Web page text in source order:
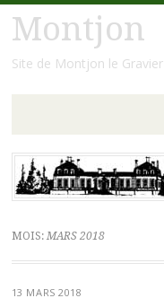
Montjon
Site de Montjon le Gravier
Aller
au
contenu
principal
MOIS: MARS 2018
13 MARS 2018